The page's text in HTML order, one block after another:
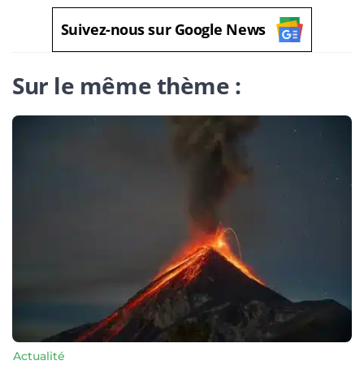
Suivez-nous sur Google News
Sur le même thème :
Actualité